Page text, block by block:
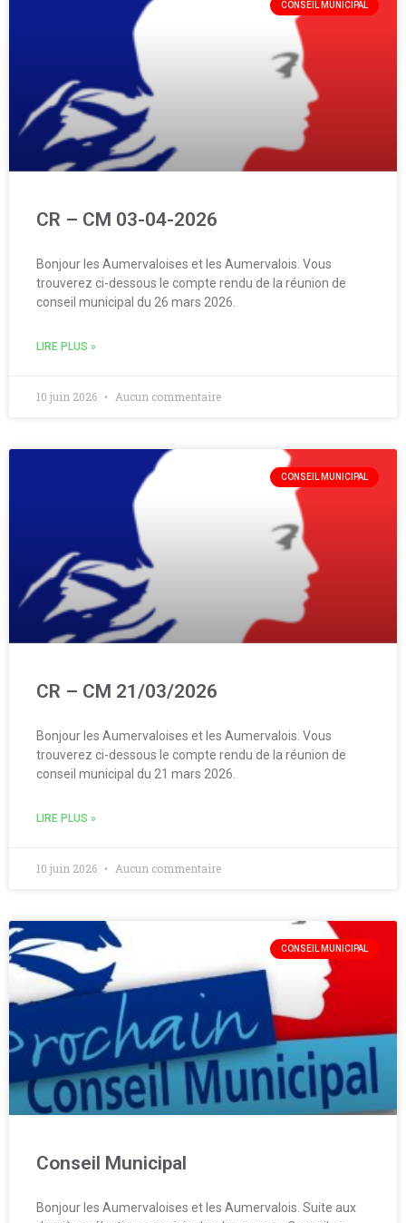
CONSEIL MUNICIPAL
CR – CM 03-04-2026
Bonjour les Aumervaloises et les Aumervalois. Vous
trouverez ci-dessous le compte rendu de la réunion de
conseil municipal du 26 mars 2026.
LIRE PLUS »
10 juin 2026 Aucun commentaire
CONSEIL MUNICIPAL
CR – CM 21/03/2026
Bonjour les Aumervaloises et les Aumervalois. Vous
trouverez ci-dessous le compte rendu de la réunion de
conseil municipal du 21 mars 2026.
LIRE PLUS »
10 juin 2026 Aucun commentaire
CONSEIL MUNICIPAL
Conseil Municipal
Bonjour les Aumervaloises et les Aumervalois. Suite aux